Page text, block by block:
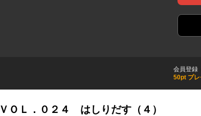
会員登録
50pt プレ
ＶＯＬ．０２４ はしりだす（４）